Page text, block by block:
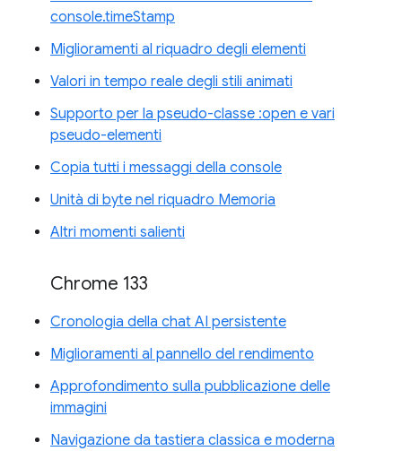
console.timeStamp
Miglioramenti al riquadro degli elementi
Valori in tempo reale degli stili animati
Supporto per la pseudo-classe :open e vari
pseudo-elementi
Copia tutti i messaggi della console
Unità di byte nel riquadro Memoria
Altri momenti salienti
Chrome 133
Cronologia della chat AI persistente
Miglioramenti al pannello del rendimento
Approfondimento sulla pubblicazione delle
immagini
Navigazione da tastiera classica e moderna